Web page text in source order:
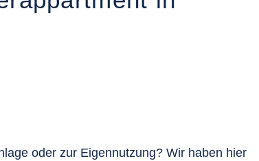
oder zur Eigennutzung? Wir haben hier